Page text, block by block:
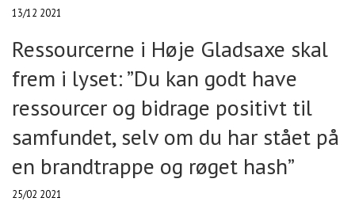
13/12 2021
Ressourcerne i Høje Gladsaxe skal
frem i lyset: ”Du kan godt have
ressourcer og bidrage positivt til
samfundet, selv om du har stået på
en brandtrappe og røget hash”
25/02 2021